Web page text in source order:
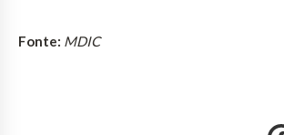
Fonte: MDIC